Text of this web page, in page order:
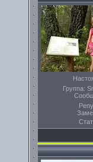
Группа: